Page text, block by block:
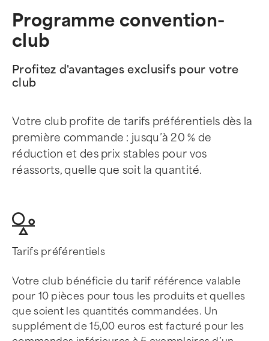
Programme convention-
club
Profitez d'avantages exclusifs pour votre
club
Votre club profite de tarifs préférentiels dès la
première commande : jusqu’à 20 % de
réduction et des prix stables pour vos
réassorts, quelle que soit la quantité.
Tarifs préférentiels
Votre club bénéficie du tarif référence valable
pour 10 pièces pour tous les produits et quelles
que soient les quantités commandées. Un
supplément de 15,00 euros est facturé pour les